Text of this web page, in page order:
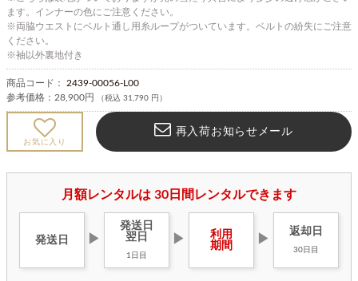
ます。インナーの色にご注意ください。
※両脇ウエストにベルト通し用糸ループがついています。ベルトの紛失にご注意
ください。
※袖以外裏地付き
商品コード： 2439-00056-L00
参考価格： 28,900円 （税込 31,790 円）
お気に入り
再入荷お知らせメール
月額レンタルは 30日間レンタルできます
発送日 ▶
発送日
翌日
1日目
▶
利用
期間
▶
返却日
30日目